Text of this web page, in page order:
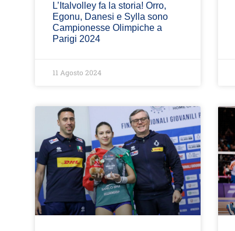
L’Italvolley fa la storia! Orro,
Egonu, Danesi e Sylla sono
Campionesse Olimpiche a
Parigi 2024
11 Agosto 2024